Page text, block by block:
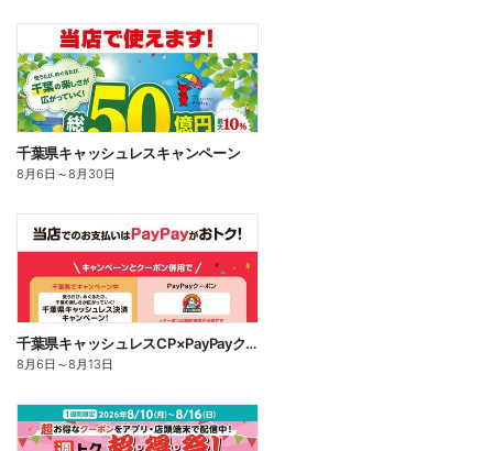
千葉県キャッシュレスキャンペーン
8月6日 ～8月30日
千葉県キャッシュレスCP×PayPayクーポン
8月6日 ～8月13日